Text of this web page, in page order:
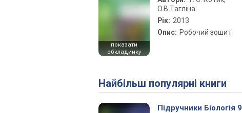
показати
обкладинку
О.В.Тагліна
Рік: 2013
Опис: Робочий зошит
Найбільш популярні книги
Підручники Біологія 9